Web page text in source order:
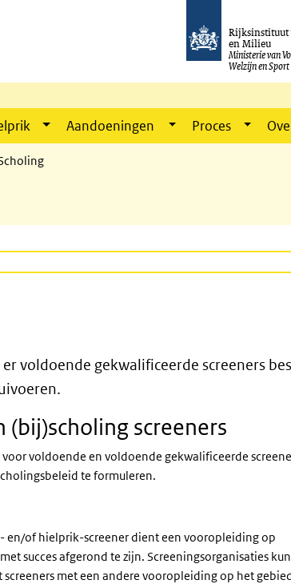
Rijksinstituut
en Milieu
Ministerie van
Welzijn en Sport
Aandoeningen Proces
knop)
voldoende gekwalificeerde screeners
screeners
voldoende en voldoende gekwalificeerde
te formuleren.
- en/of hielprik-screener dient een vooropleiding op
succes afgerond te zijn. Screeningsorganisaties
met een andere vooropleiding op het